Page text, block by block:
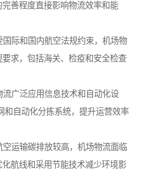
善程度直接影响物流效率和能
际和国内航空法规约束，机场物
求，包括海关、检疫和安全检查
广泛应用信息技术和自动化设
和自动化分拣系统，提升运营效率
运输碳排放较高，机场物流面临
航线和采用节能技术减少环境影